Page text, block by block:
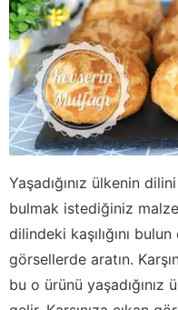
Yaşadığınız ülkenin
bulmak istediğiniz
dilindeki kaşılığını
görsellerde aratın.
bu o ürünü yaşadığınız